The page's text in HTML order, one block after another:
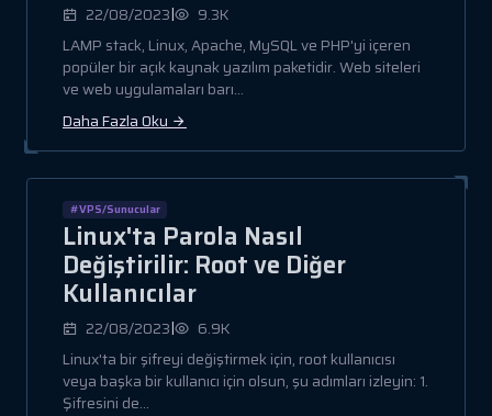
22/08/2023|
9.3K
LAMP stack, Linux, Apache, MySQL ve PHP'yi içeren
popüler bir açık kaynak yazılım paketidir. Web siteleri
ve web uygulamaları barı...
Daha Fazla Oku
#VPS/Sunucular
Linux'ta Parola Nasıl
Değiştirilir: Root ve Diğer
Kullanıcılar
22/08/2023|
6.9K
Linux'ta bir şifreyi değiştirmek için, root kullanıcısı
veya başka bir kullanıcı için olsun, şu adımları izleyin: 1.
Şifresini de...